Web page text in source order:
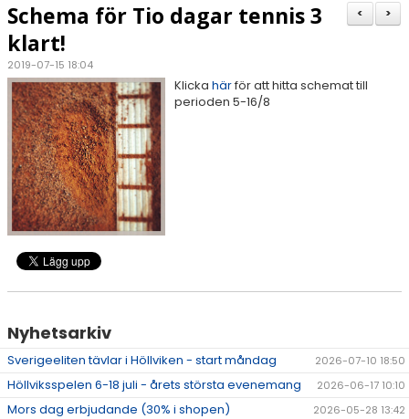
TERMINSTRÄNING HT & VT
TRÄNING SOMMAR
AKTIVITETER & LÄGER
SERIESPEL & TÄVLINGAR
TENNISSHOP
RACKET-STRÄNGNING
SPONSORER & SAMARBETSPARTNERS
AKTUELLT/SOCIAL MEDIA
>
<
Schema för Tio dagar tennis 3
klart!
2019-07-15 18:04
Klicka härför att hitta schemat till
perioden 5-16/8
Nyhetsarkiv
Sverigeeliten tävlar i Höllviken - start måndag 2026-07-10 18:50
Höllviksspelen 6-18 juli - årets största evenemang 2026-06-17 10:10
Mors dag erbjudande (30% i shopen) 2026-05-28 13:42